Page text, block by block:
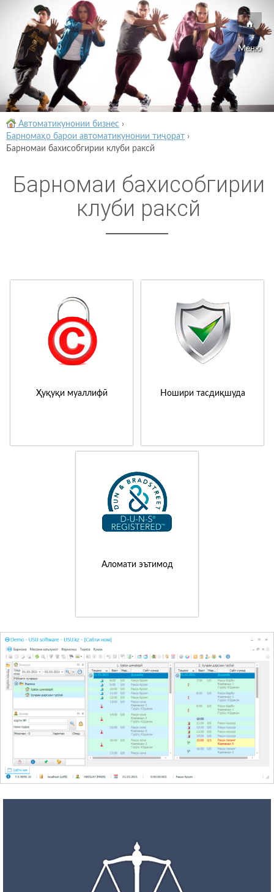
Меню
Автоматикунонии бизнес ›
Барномаҳо барои автоматикунонии тиҷорат ›
Барномаи бахисобгирии клуби раксй
Барномаи бахисобгирии
клуби раксй
Ҳуқуқи муаллифӣ Ношири тасдиқшуда
Аломати эътимод